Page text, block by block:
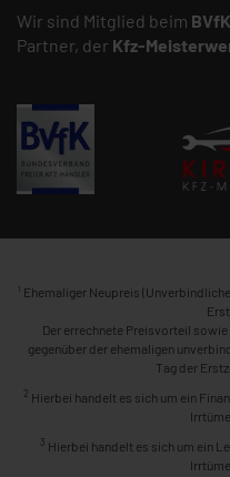
Wir sind Mitglied beim BVfK
Partner, der Kfz-
1 Ehemaliger Neupreis
Der errechnete Preisvorteil
gegenüber der ehemaligen
Tag der
2 Hierbei handelt es sich um ein
3 Hierbei handelt es sich um ein